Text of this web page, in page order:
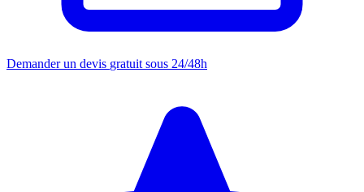
Demander un devis gratuit sous 24/48h